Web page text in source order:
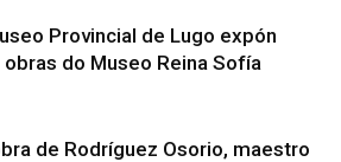
Provincial de Lugo expón
do Museo Reina Sofía
de Rodríguez Osorio, maestro